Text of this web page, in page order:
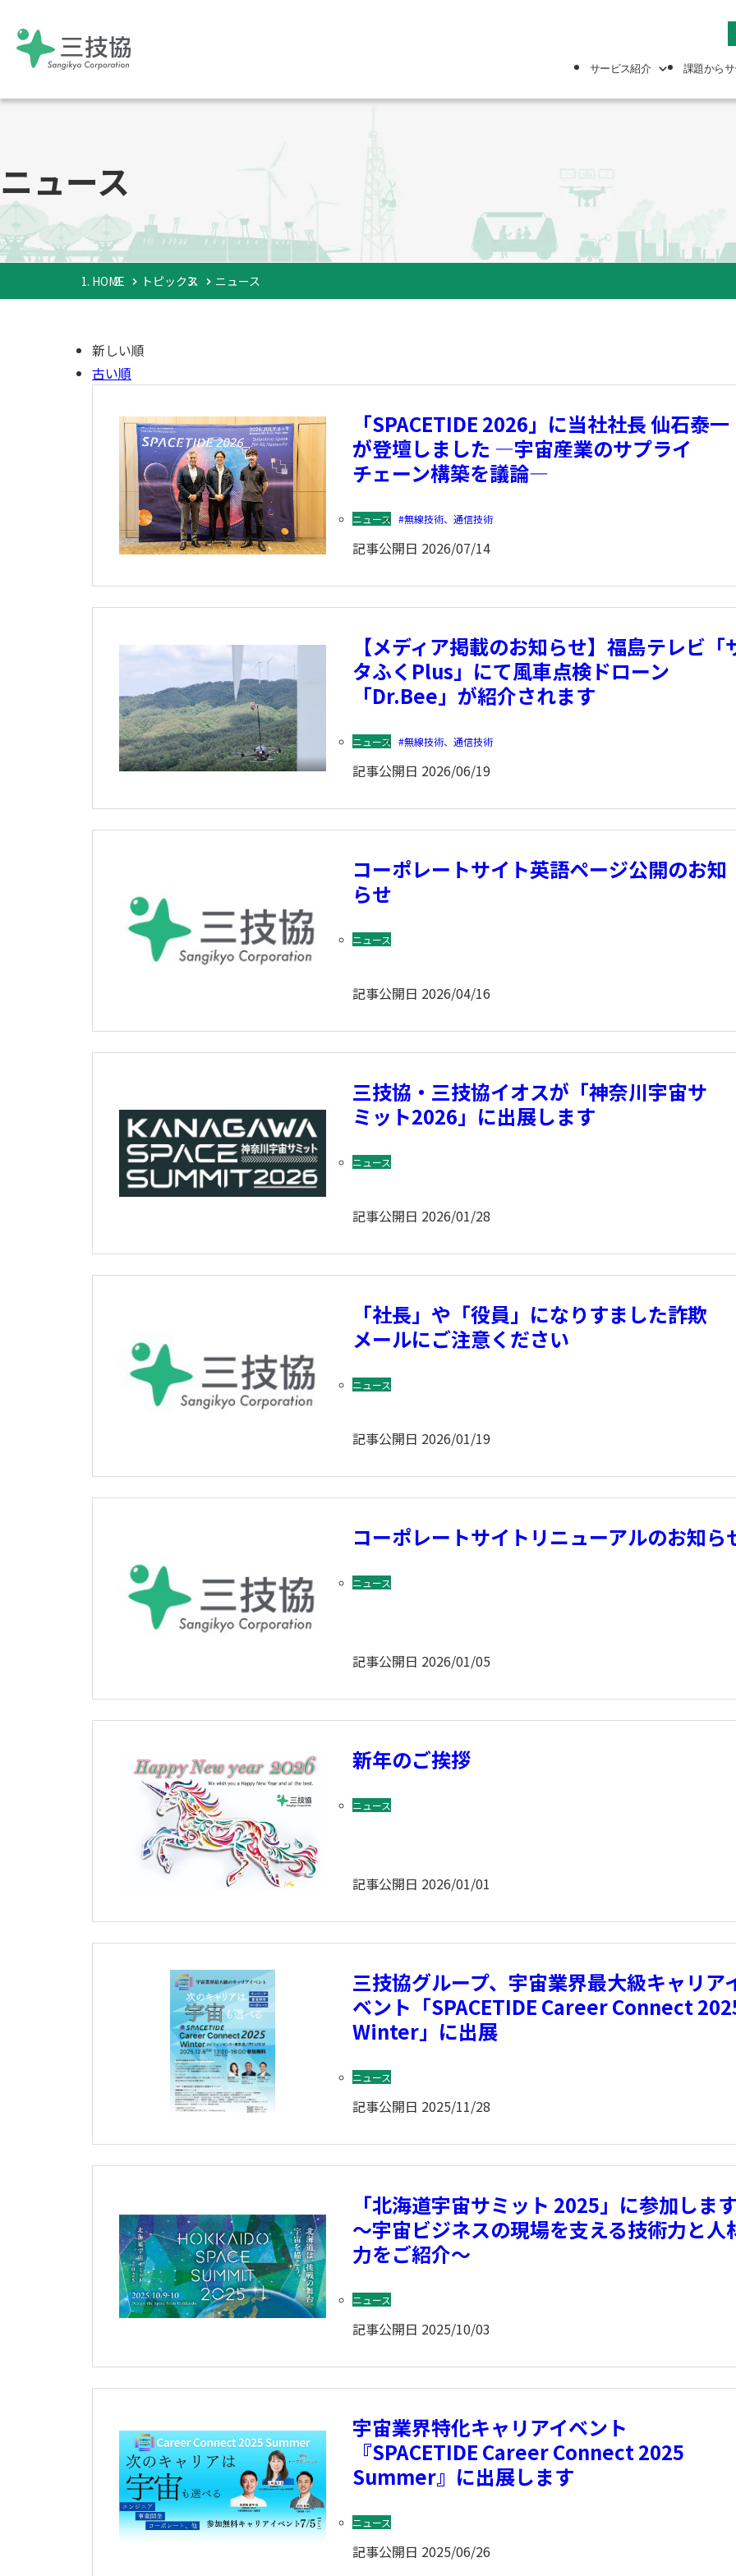
サービス紹介
通信インフラ構築 技術人材派遣
課題から
サービスを探す
通信インフラ構築 防災・減災対策
インフラレジリエンス
ヒトビジネス（人材・教育・技術支
援）
ニュース
HOME トピックス ニュース
新しい順
古い順
「SPACETIDE 2026」に当社社長 仙石泰一
が登壇しました ―宇宙産業のサプライ
チェーン構築を議論―
ニュース 無線技術、通信技術
記事公開日 2026/07/14
【メディア掲載のお知らせ】福島テレビ「
タふくPlus」にて風車点検ドローン
「Dr.Bee」が紹介されます
ニュース 無線技術、通信技術
記事公開日 2026/06/19
コーポレートサイト英語ページ公開のお知
らせ
ニュース
記事公開日 2026/04/16
三技協・三技協イオスが「神奈川宇宙サ
ミット2026」に出展します
ニュース
記事公開日 2026/01/28
「社長」や「役員」になりすました詐欺
メールにご注意ください
ニュース
記事公開日 2026/01/19
コーポレートサイトリニューアルのお知ら
ニュース
記事公開日 2026/01/05
新年のご挨拶
ニュース
記事公開日 2026/01/01
三技協グループ、宇宙業界最大級キャリア
ベント「SPACETIDE Career Connect
Winter」に出展
ニュース
記事公開日 2025/11/28
「北海道宇宙サミット 2025」に参加しま
～宇宙ビジネスの現場を支える技術力と人
力をご紹介～
ニュース
記事公開日 2025/10/03
宇宙業界特化キャリアイベント
『SPACETIDE Career Connect 2025
Summer』に出展します
ニュース
記事公開日 2025/06/26